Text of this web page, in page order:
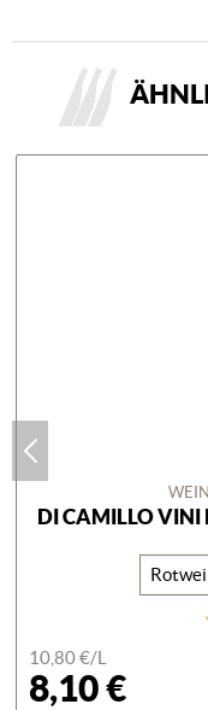
DI CAMILLO VINI
10,80 €/L
8,10 €